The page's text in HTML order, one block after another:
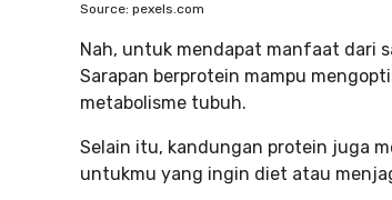
Source: pexels.com
Nah, untuk mendapat manfaat dari
Sarapan berprotein mampu
metabolisme tubuh.
Selain itu, kandungan protein juga
untukmu yang ingin diet atau